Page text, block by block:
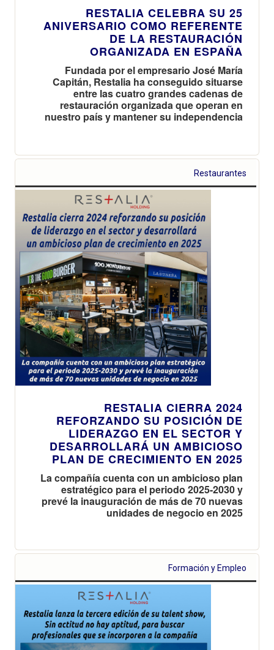
RESTALIA CELEBRA SU 25
ANIVERSARIO COMO REFERENTE
DE LA RESTAURACIÓN
ORGANIZADA EN ESPAÑA
Fundada por el empresario José María
Capitán, Restalia ha conseguido situarse
entre las cuatro grandes cadenas de
restauración organizada que operan en
nuestro país y mantener su independencia
Restaurantes
RESTALIA CIERRA 2024
REFORZANDO SU POSICIÓN DE
LIDERAZGO EN EL SECTOR Y
DESARROLLARÁ UN AMBICIOSO
PLAN DE CRECIMIENTO EN 2025
La compañía cuenta con un ambicioso plan
estratégico para el periodo 2025-2030 y
prevé la inauguración de más de 70 nuevas
unidades de negocio en 2025
Formación y Empleo